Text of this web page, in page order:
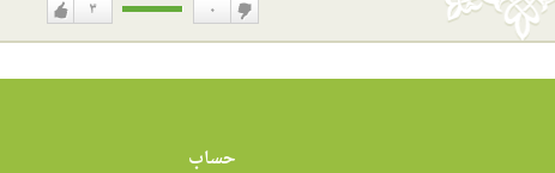
دوست
۳ ۰
دوست
حساب